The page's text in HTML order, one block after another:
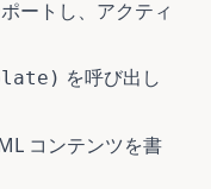
ートし、アクティ
を呼び出し
コンテンツを書